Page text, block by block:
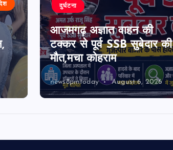
दुर्घटना
आजमगढ़ अज्ञात वाहन की
टक्कर से पूर्व SSB सुबेदार की
मौत,मचा कोहराम
news8pmtoday August 6, 2026